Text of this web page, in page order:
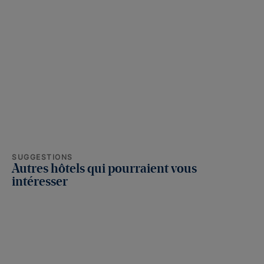
SUGGESTIONS
Autres hôtels qui pourraient vous
intéresser